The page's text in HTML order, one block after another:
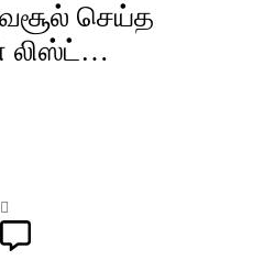
வசூல் செய்த
லிஸ்ட்…